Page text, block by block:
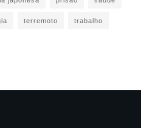
terremoto trabalho